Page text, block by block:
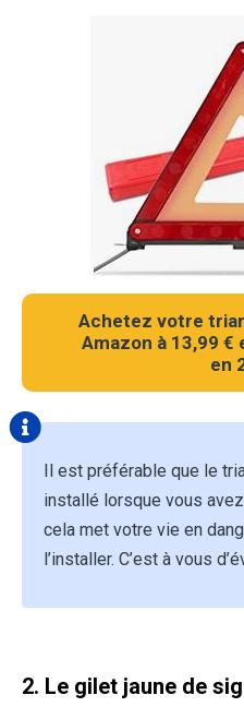
Achetez votre
Amazon à 13,99
en
Il est préférable que le
installé lorsque vous
cela met votre vie en
l’installer. C’est à vous
2. Le gilet jaune de